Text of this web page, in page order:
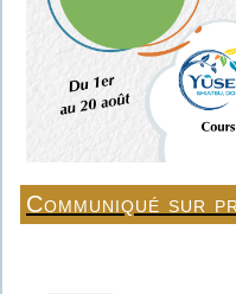
Communiqué sur